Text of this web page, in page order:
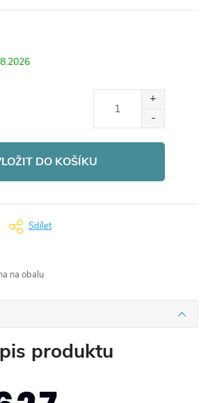
DO KOŠÍKU
Sdílet
na obalu
produktu